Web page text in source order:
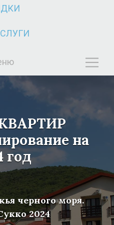
на
год
черного моря.
2024